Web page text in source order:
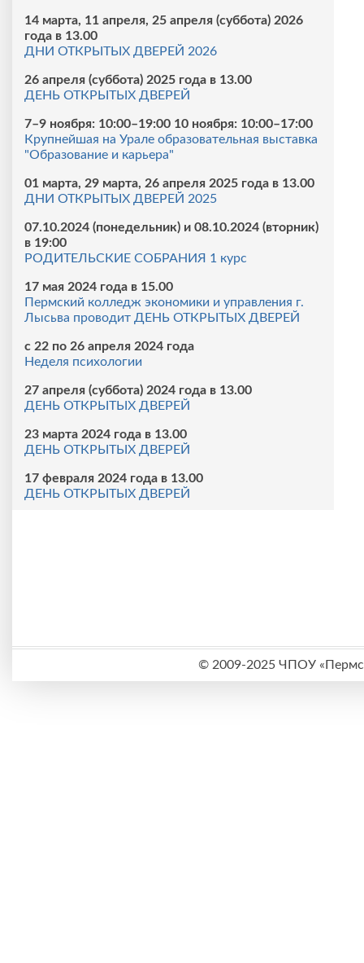
14 марта, 11 апреля, 25 апреля (суббота) 2026
года в 13.00
ДНИ ОТКРЫТЫХ ДВЕРЕЙ 2026
26 апреля (суббота) 2025 года в 13.00
ДЕНЬ ОТКРЫТЫХ ДВЕРЕЙ
7–9 ноября: 10:00–19:00 10 ноября: 10:00–17:00
Крупнейшая на Урале образовательная выставка
"Образование и карьера"
01 марта, 29 марта, 26 апреля 2025 года в 13.00
ДНИ ОТКРЫТЫХ ДВЕРЕЙ 2025
07.10.2024 (понедельник) и 08.10.2024 (вторник)
в 19:00
РОДИТЕЛЬСКИЕ СОБРАНИЯ 1 курс
17 мая 2024 года в 15.00
Пермский колледж экономики и управления г.
Лысьва проводит ДЕНЬ ОТКРЫТЫХ ДВЕРЕЙ
с 22 по 26 апреля 2024 года
Неделя психологии
27 апреля (суббота) 2024 года в 13.00
ДЕНЬ ОТКРЫТЫХ ДВЕРЕЙ
23 марта 2024 года в 13.00
ДЕНЬ ОТКРЫТЫХ ДВЕРЕЙ
17 февраля 2024 года в 13.00
ДЕНЬ ОТКРЫТЫХ ДВЕРЕЙ
©2009-2025 ЧПОУ